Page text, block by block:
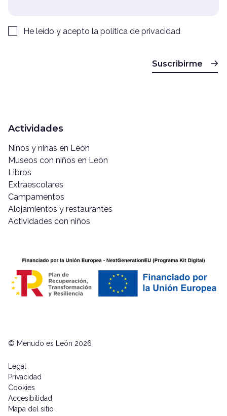
He leído y acepto la política de privacidad
Suscribirme
Actividades
Niños y niñas en León
Museos con niños en León
Libros
Extraescolares
Campamentos
Alojamientos y restaurantes
Actividades con niños
© Menudo es León 2026
Legal
Privacidad
Cookies
Accesibilidad
Mapa del sitio